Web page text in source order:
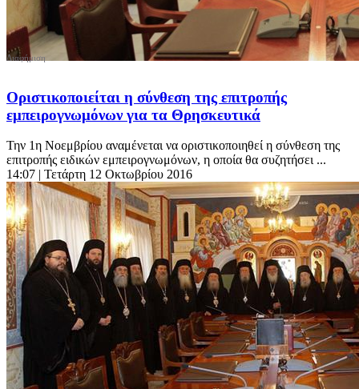
Οριστικοποιείται η σύνθεση της επιτροπής
εμπειρογνωμόνων για τα Θρησκευτικά
Την 1η Νοεμβρίου αναμένεται να οριστικοποιηθεί η σύνθεση της
επιτροπής ειδικών εμπειρογνωμόνων, η οποία θα συζητήσει ...
14:07 | Τετάρτη 12 Οκτωβρίου 2016